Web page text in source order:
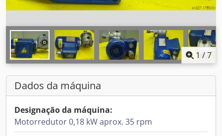
1 /7
Dados da máquina
Designação da máquina:
Motorredutor 0,18 kW aprox. 35 rpm